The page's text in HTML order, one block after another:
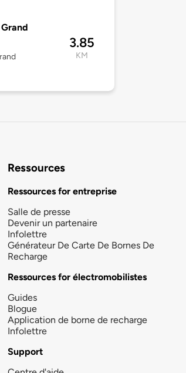
3.85
KM
Ressources
Ressources for entreprise
Salle de presse
Devenir un partenaire
Infolettre
Générateur De Carte De Bornes De
Recharge
Ressources for électromobilistes
Guides
Blogue
Application de borne de recharge
Infolettre
Support